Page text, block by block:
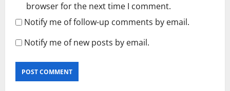
browser for the next time I comment.
Notify me of follow-up comments by email.
Notify me of new posts by email.